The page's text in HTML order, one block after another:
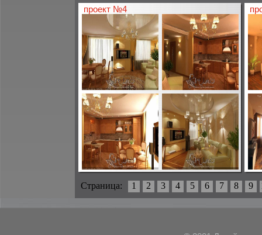
проект №4
Страница: 1 2 3 4 5 6 7 8 9